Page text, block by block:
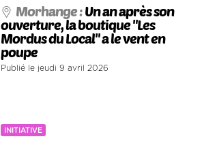
Morhange :Un an après son
ouverture, la boutique "Les
Mordus du Local" a le vent en
poupe
Publié le jeudi 9 avril 2026
INITIATIVE